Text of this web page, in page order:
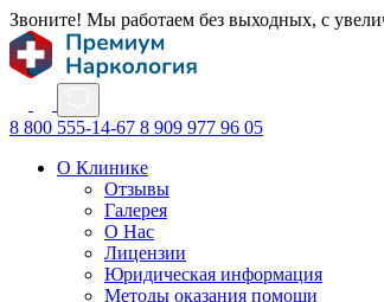
Звоните! Мы работаем без выходных, с
8 800 555-14-67 8 909 977 96 05
О Клинике
Отзывы
Галерея
О Нас
Лицензии
Юридическая информация
Методы оказания помощи